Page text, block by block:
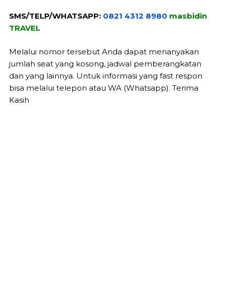
SMS/TELP/WHATSAPP: 0821 4312 8980 masbidin
TRAVEL
Melalui nomor tersebut Anda dapat menanyakan
jumlah seat yang kosong, jadwal pemberangkatan
dan yang lainnya. Untuk informasi yang fast respon
bisa melalui telepon atau WA (Whatsapp). Terima
Kasih